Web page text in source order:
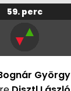
59. perc
▼▲
György